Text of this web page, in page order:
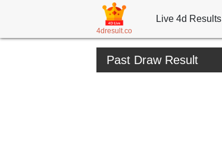
4dresult.co
Live 4d Results
Past Draw Result